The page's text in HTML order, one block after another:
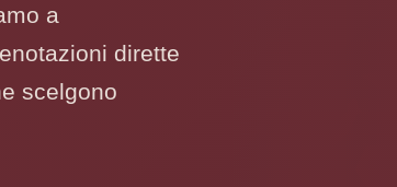
a
dirette
scelgono